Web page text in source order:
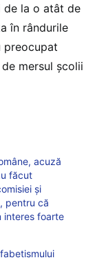
de la o atât de
în rândurile
preocupat
mersul școlii
acuză
făcut
și
pentru că
interes foarte